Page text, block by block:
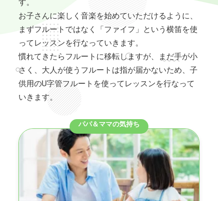
す。
お子さんに楽しく音楽を始めていただけるように、
まずフルートではなく「ファイフ」という横笛を使
ってレッスンを行なっていきます。
慣れてきたらフルートに移転しますが、まだ手が小
さく、大人が使うフルートは指が届かないため、子
供用のU字管フルートを使ってレッスンを行なって
いきます。
パパ＆ママの気持ち